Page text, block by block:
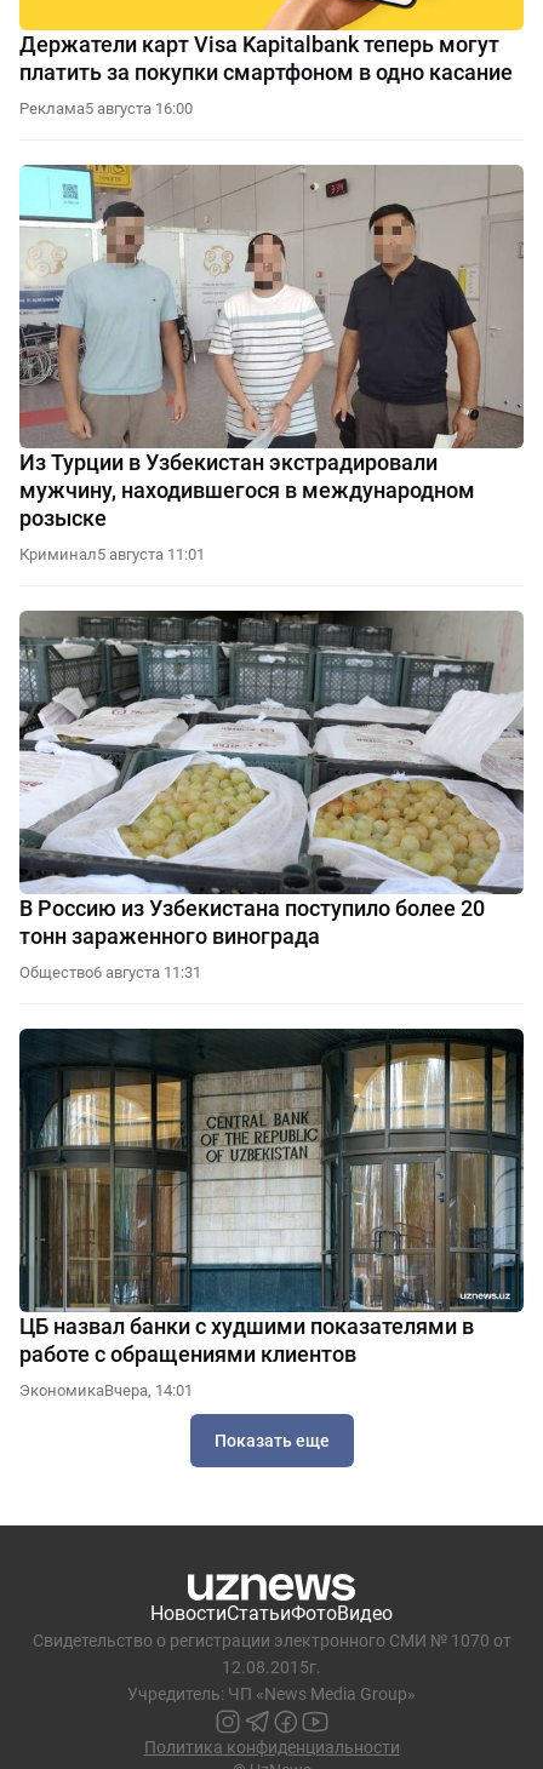
Держатели карт Visa Kapitalbank теперь могут
платить за покупки смартфоном в одно касание
Реклама5 августа 16:00
Из Турции в Узбекистан экстрадировали
мужчину, находившегося в международном
розыске
Криминал5 августа 11:01
В Россию из Узбекистана поступило более 20
тонн зараженного винограда
Общество6 августа 11:31
ЦБ назвал банки с худшими показателями в
работе с обращениями клиентов
ЭкономикаВчера, 14:01
Показать еще
НовостиСтатьиФотоВидео
Свидетельство о регистрации электронного СМИ № 1070 от
12.08.2015г.
Учредитель: ЧП «News Media Group»
Политика конфиденциальности